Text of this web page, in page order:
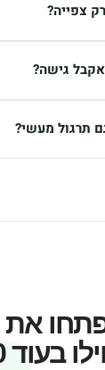
צפייה?
גישה?
תרגול מעשי?
את
60 שניות.